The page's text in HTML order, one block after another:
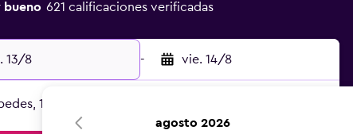
bueno 621 calificaciones verificadas
13/8 - vie. 14/8
1 habitación
agosto 2026